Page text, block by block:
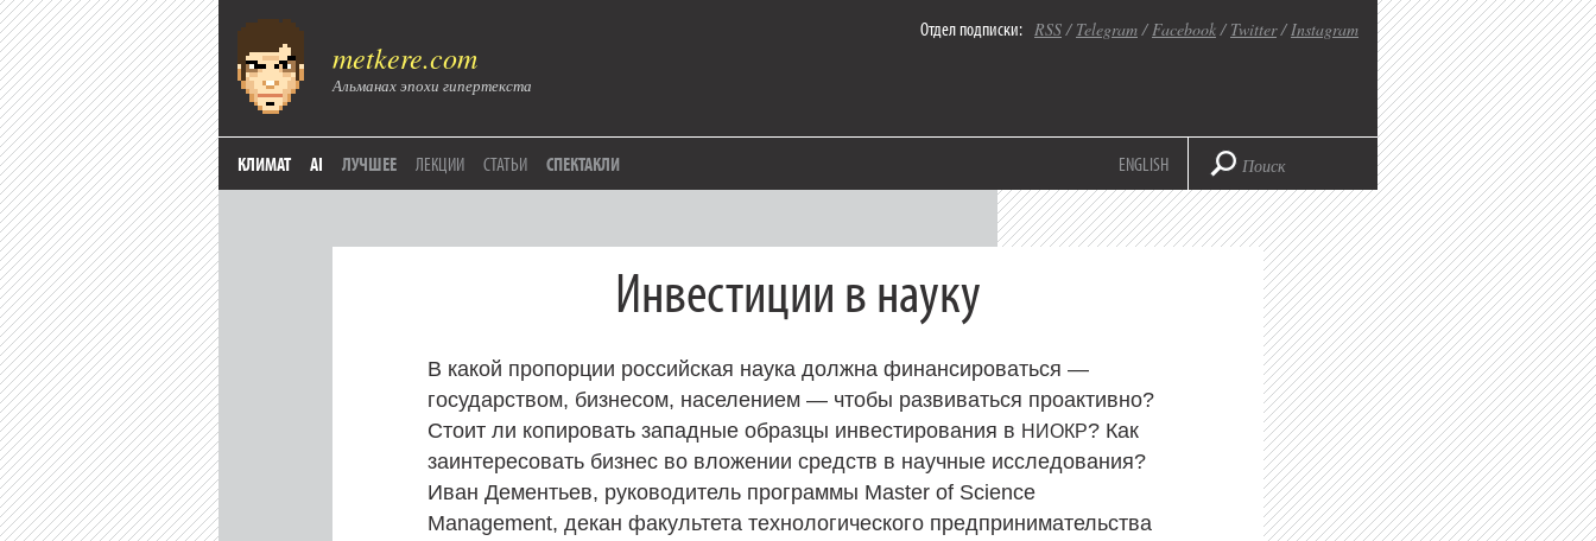
metkere.com
Альманах эпохи гипертекста
Отдел подписки: RSS/ Telegram/Facebook/ Twitter/Instagram
КЛИМАТ AI ЛУЧШЕЕ ЛЕКЦИИ СТАТЬИ СПЕКТАКЛИ ENGLISH
Инвестиции в науку
В какой пропорции российская наука должна финансироваться —
государством, бизнесом, населением — чтобы развиваться проактивно?
Стоит ли копировать западные образцы инвестирования в НИОКР? Как
заинтересовать бизнес во вложении средств в научные исследования?
Иван Дементьев, руководитель программы Master of Science
Management, декан факультета технологического предпринимательства